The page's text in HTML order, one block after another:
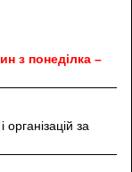
з понеділка –
за